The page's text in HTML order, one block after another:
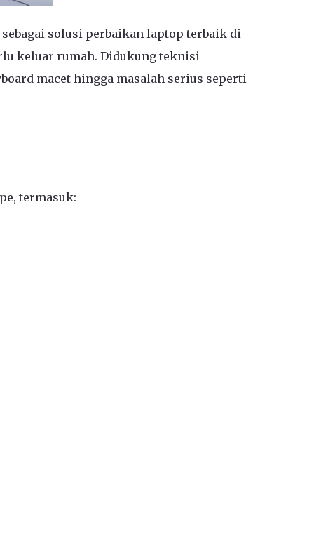
solusi perbaikan laptop terbaik di
keluar rumah. Didukung teknisi
macet hingga masalah serius seperti
termasuk: